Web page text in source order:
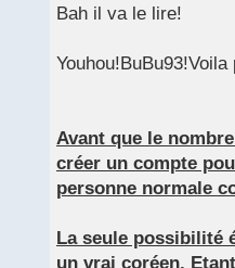
Bah il va le lire!
Avant que le
créer un compte
personne normale
La seule possibilité
un vrai coréen.